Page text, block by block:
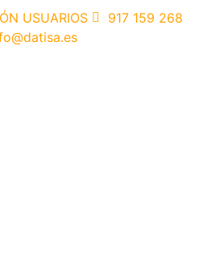
USUARIOS
917 159 268